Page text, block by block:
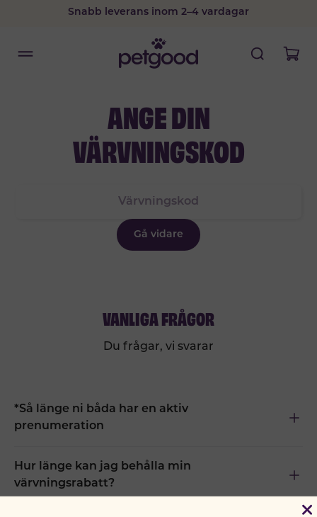
Snabb leverans inom 2–4 vardagar
ANGE DIN
VÄRVNINGSKOD
Gå vidare
VANLIGA FRÅGOR
Du frågar, vi svarar
*Så länge ni båda har en aktiv
prenumeration
Hur länge kan jag behålla min
värvningsrabatt?